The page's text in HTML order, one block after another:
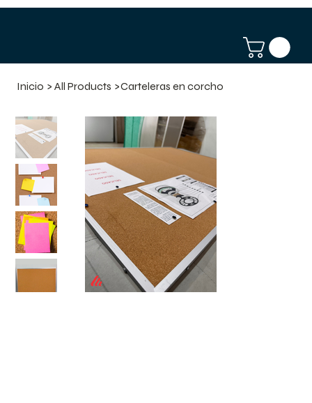
Inicio > All Products >Carteleras en corcho